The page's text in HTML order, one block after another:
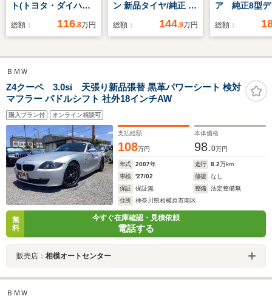
ト(トヨタ・ダイハツ)/
車線逸脱防止支援シス
り防止装置/アイドリ
ングストップ/禁煙車/
衝突安全ボディ
総額： 116.8万円
ン 新品タイヤ/純正 9
インチ SDナビ/衝突安
ター 前席/車線逸脱防
ドランプ
LED/Bluetooth接
総額： 144.9万円
ア 純正8型デ
レイオーデ
ズ 禁煙車
ーター 前後
機能付きデジ
ンサー
総額：
ＢＭＷ
Z4クーペ 3.0si 天張り新品張替 黒革パワーシート 検対
マフラー パドルシフト 社外18インチAW
購入プラン付 オンライン相談可
支払総額
108万円
本体価格
98.0万円
年式 2007年 走行 8.2万km
車検
'27/02 修復
なし
保証
保証無 整備
法定整備無
住所
神奈川県相模原市南区
無
料
今すぐ在庫確認・見積依頼
電話する
販売店： 相模オートセンター
ＢＭＷ